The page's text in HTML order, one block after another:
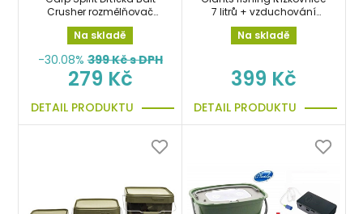
Crusher rozmělňovač
návnad
Na skladě
-30.08% 399Kč s DPH
279 Kč
DETAIL PRODUKTU
7 litrů + vzduchování
zdarma!!!
Na skladě
399 Kč
DETAIL PRODUKTU